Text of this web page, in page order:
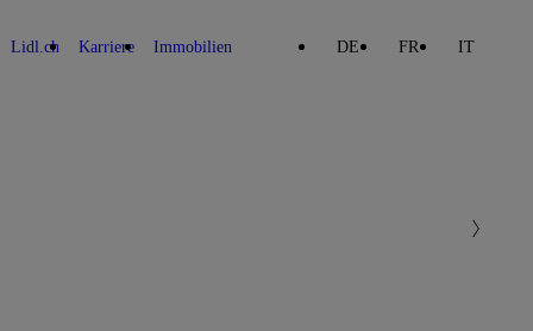
Lidl.ch Karriere Immobilien DE FR IT